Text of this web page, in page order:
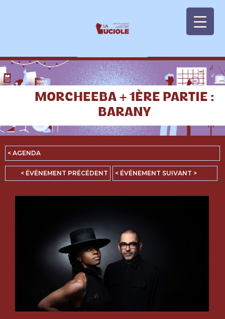
MORCHEEBA + 1ÈRE PARTIE :
BARANY
< AGENDA
< ÉVÉNEMENT PRÉCÉDENT < ÉVÉNEMENT SUIVANT >